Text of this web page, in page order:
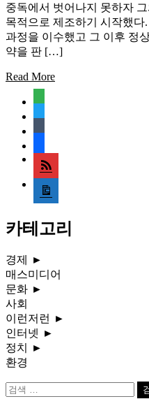
중독에서 벗어나지 못하자
목적으로 제조하기 시작했다
과정을 이수했고 그 이후 정
약을 판 […]
Read More
rss
media-
document
카테고리
경제
►
매스미디어
문화 ►
사회
이런저런 ►
인터넷 ►
정치
►
환경
검